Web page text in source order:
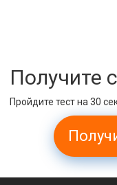
Получите
Пройдите тест на 30